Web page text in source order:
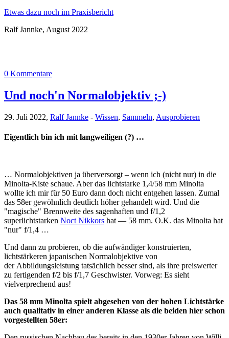
Etwas dazu noch im Praxisbericht
Ralf Jannke, August 2022
0 Kommentare
Und noch'n Normalobjektiv ;-)
29. Juli 2022, Ralf Jannke - Wissen, Sammeln, Ausprobieren
Eigentlich bin ich mit langweiligen (?) …
… Normalobjektiven ja überversorgt – wenn ich (nicht nur) in die
Minolta-Kiste schaue. Aber das lichtstarke 1,4/58 mm Minolta
wollte ich mir für 50 Euro dann doch nicht entgehen lassen. Zumal
das 58er gewöhnlich deutlich höher gehandelt wird. Und die
"magische" Brennweite des sagenhaften und f/1,2
superlichtstarken Noct Nikkors hat — 58 mm. O.K. das Minolta hat
"nur" f/1,4 …
Und dann zu probieren, ob die aufwändiger konstruierten,
lichtstärkeren japanischen Normalobjektive von
der Abbildungsleistung tatsächlich besser sind, als ihre preiswerter
zu fertigenden f/2 bis f/1,7 Geschwister. Vorweg: Es sieht
vielverprechend aus!
Das 58 mm Minolta spielt abgesehen von der hohen Lichtstärke
auch qualitativ in einer anderen Klasse als die beiden hier schon
vorgestellten 58er: